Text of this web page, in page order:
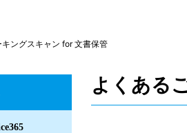
キングスキャン for 文書保管
よくある